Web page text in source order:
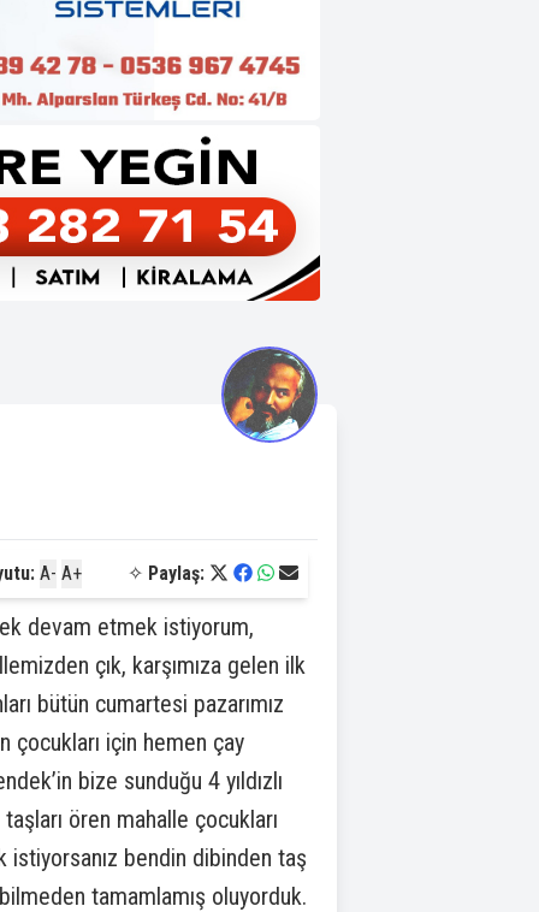
A- A+ ✧ Paylaş:
devam etmek istiyorum,
çık, karşımıza gelen ilk
bütün cumartesi pazarımız
çocukları için hemen çay
bize sunduğu 4 yıldızlı
ören mahalle çocukları
bendin dibinden taş
tamamlamış oluyorduk.